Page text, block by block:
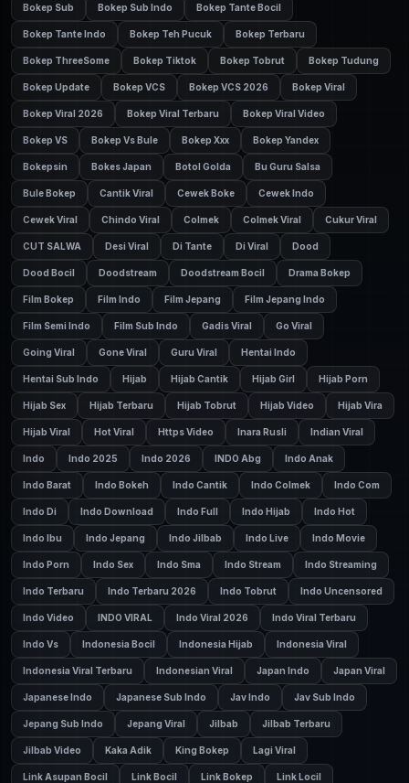
Bokep Sub Bokep Sub Indo Bokep Tante Bocil
Bokep Tante Indo Bokep Teh Pucuk Bokep Terbaru
Bokep ThreeSome Bokep Tiktok Bokep Tobrut Bokep Tudung
Bokep Update Bokep VCS Bokep VCS 2026 Bokep Viral
Bokep Viral 2026 Bokep Viral Terbaru Bokep Viral Video
Bokep VS Bokep Vs Bule Bokep Xxx Bokep Yandex
Bokepsin Bokes Japan Botol Golda Bu Guru Salsa
Bule Bokep Cantik Viral Cewek Boke Cewek Indo
Cewek Viral Chindo Viral Colmek Colmek Viral Cukur Viral
CUT SALWA Desi Viral Di Tante Di Viral Dood
Dood Bocil Doodstream Doodstream Bocil Drama Bokep
Film Bokep Film Indo Film Jepang Film Jepang Indo
Film Semi Indo Film Sub Indo Gadis Viral Go Viral
Going Viral Gone Viral Guru Viral Hentai Indo
Hentai Sub Indo Hijab Hijab Cantik Hijab Girl Hijab Porn
Hijab Sex Hijab Terbaru Hijab Tobrut Hijab Video Hijab Vira
Hijab Viral Hot Viral Https Video Inara Rusli Indian Viral
Indo Indo 2025 Indo 2026 INDO Abg Indo Anak
Indo Barat Indo Bokeh Indo Cantik Indo Colmek Indo Com
Indo Di Indo Download Indo Full Indo Hijab Indo Hot
Indo Ibu Indo Jepang Indo Jilbab Indo Live Indo Movie
Indo Porn Indo Sex Indo Sma Indo Stream Indo Streaming
Indo Terbaru Indo Terbaru 2026 Indo Tobrut Indo Uncensored
Indo Video INDO VIRAL Indo Viral 2026 Indo Viral Terbaru
Indo Vs Indonesia Bocil Indonesia Hijab Indonesia Viral
Indonesia Viral Terbaru Indonesian Viral Japan Indo Japan Viral
Japanese Indo Japanese Sub Indo Jav Indo Jav Sub Indo
Jepang Sub Indo Jepang Viral Jilbab Jilbab Terbaru
Jilbab Video Kaka Adik King Bokep Lagi Viral
Link Asupan Bocil Link Bocil Link Bokep Link Locil